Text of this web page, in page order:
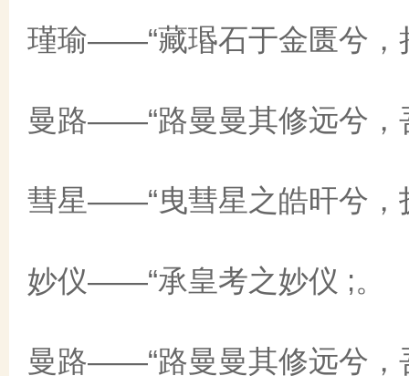
瑾瑜——“藏瑉石于金匮兮，
曼路——“路曼曼其修远兮，
彗星——“曳彗星之皓旰兮，
妙仪——“承皇考之妙仪 ;。
曼路——“路曼曼其修远兮，